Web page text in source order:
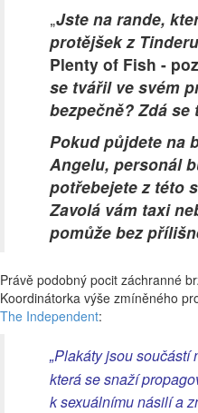
„Jste na rande,
protějšek z
Plenty of Fish -
se tvářil ve svém
bezpečně? Zdá
Pokud půjdete na
Angelu, personál
potřebejete z této
Zavolá vám taxi
pomůže bez
Právě podobný pocit záchranné
Koordinátorka výše zmíněného
The Independent:
„Plakáty jsou součástí
která se snaží
k sexuálnímu násilí a